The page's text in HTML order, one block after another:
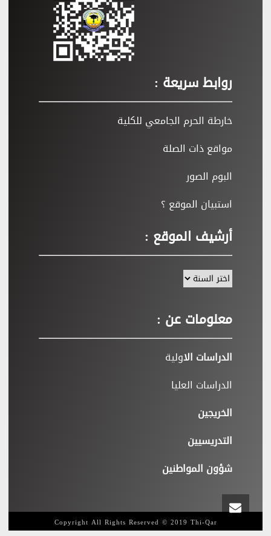
روابط سريعة :
خارطة الحرم الجامعي للكلية
مواقع ذات الصلة
البوم الصور
استبيان الموقع ؟
أرشيف الموقع :
معلومات عن :
الدراسات الاولية
الدراسات العليا
الخريجين
التدريسيين
شؤون المواطنين
Copyright All Rights Reserved © 2019 Thi-Qar